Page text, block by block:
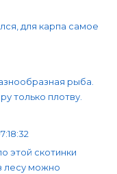
для карпа самое
рыба.
только плотву.
этой скотинки
лесу можно